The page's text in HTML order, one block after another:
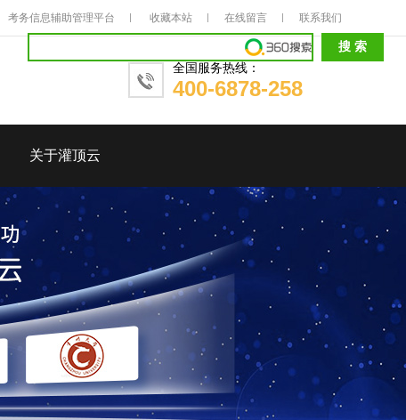
考务信息辅助管理平台 收藏本站 在线留言 联系我们
全国服务热线：
400-6878-258
关于灌顶云